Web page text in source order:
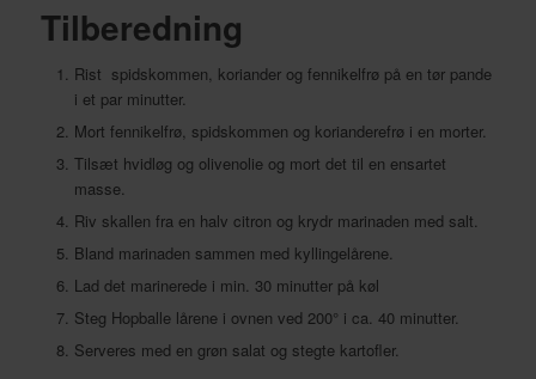
Tilberedning
Rist spidskommen, koriander og fennikelfrø på en tør pande
i et par minutter.
Mort fennikelfrø, spidskommen og korianderefrø i en morter.
Tilsæt hvidløg og olivenolie og mort det til en ensartet
masse.
Riv skallen fra en halv citron og krydr marinaden med salt.
Bland marinaden sammen med kyllingelårene.
Lad det marinerede i min. 30 minutter på køl
Steg Hopballe lårene i ovnen ved 200° i ca. 40 minutter.
Serveres med en grøn salat og stegte kartofler.